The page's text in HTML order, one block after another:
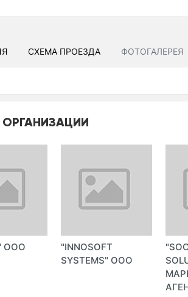
СХЕМА ПРОЕЗДА ФОТОГАЛЕРЕЯ
ОРГАНИЗАЦИИ
ООО
"INNOSOFT
SYSTEMS" ООО